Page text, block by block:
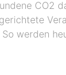
CO2
werden